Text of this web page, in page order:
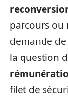
parcours ou
demande
la question
filet de